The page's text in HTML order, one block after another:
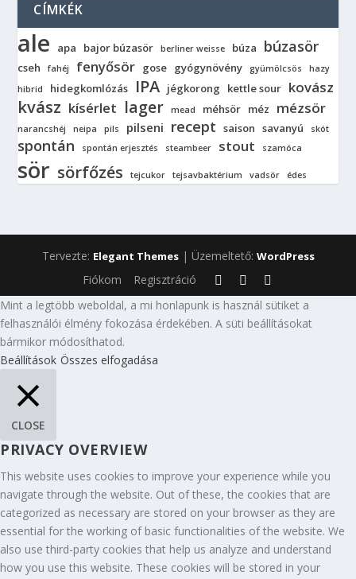
CÍMKÉK
ale apa bajor búzasör berliner weisse búza búzasör
cseh fahéj fenyősör gose gyógynövény gyümölcsös
hazy
hibrid
hidegkomlózás IPA jégkorong kettle sour kovász
kvász kísérlet lager mead méhsör méz mézsör
narancshéj neipa pils pilseni recept saison savanyú skót
spontán spontán erjesztés steambeer stout szamóca
sör sörfőzés tejcukor tejsavbaktérium vadsör édes
Tervezte: Elegant Themes| Üzemeltető: WordPress
Fiókom
Regisztráció
Mint a legtöbb weboldal, a mi honlapunk is használ sütiket a
felhasználói élmény fokozása érdekében. A süti beállításokat
bármikor módosíthatod.
Beállítások Összes elfogadása
CLOSE
PRIVACY OVERVIEW
This website uses cookies to improve your experience while you
navigate through the website. Out of these, the cookies that are
categorized as necessary are stored on your browser as they are
essential for the working of basic functionalities of the website. We
also use third-party cookies that help us analyze and understand
how you use this website. These cookies will be stored in your